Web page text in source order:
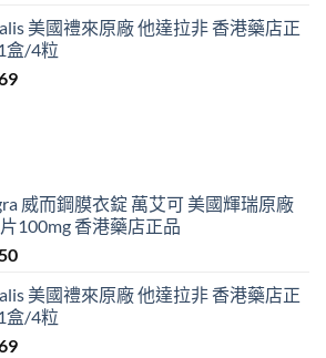
$799
through
美國禮來原廠 他達拉非 香港藥店正
盒/4粒
Current
威而鋼膜衣錠 萬艾可 美國輝瑞原廠
100mg 香港藥店正品
Current
is:
$450.
美國禮來原廠 他達拉非 香港藥店正
盒/4粒
Current